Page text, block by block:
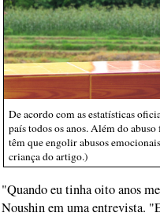
De acordo com as estatísticas
país todos os anos. Além do
têm que engolir abusos
criança do artigo.)
"Quando eu tinha oito anos
Noushin em uma entrevista.